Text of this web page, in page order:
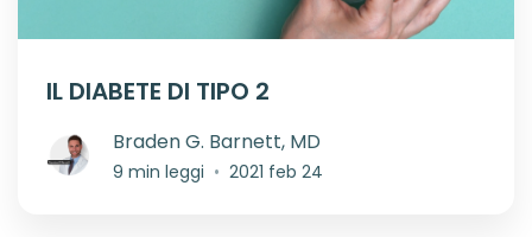
IL DIABETE DI TIPO 2
Braden G. Barnett, MD
9 min leggi • 2021 feb 24